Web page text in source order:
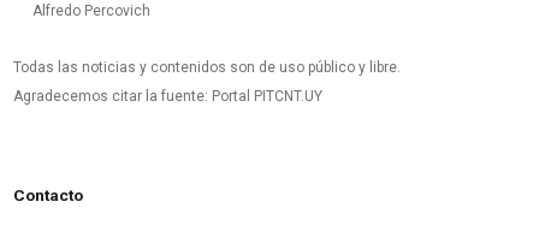
Alfredo Percovich
Todas las noticias y contenidos son de uso público y libre.
Agradecemos citar la fuente: Portal PITCNT.UY
Contacto